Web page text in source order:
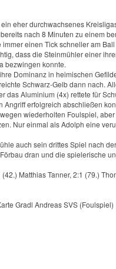
eher durchwachsenes
nach 8 Minuten zu einem
einen Tick schneller am
dass die Steinmühler einer
bezwingen konnte.
Dominanz in heimischen
Schwarz-Gelb dann nach.
das Aluminium (4x) rettete für
Angriff erfolgreich abschließen
wiederholten Foulspiel,
Nur einmal als Adolph eine
auch sein drittes Spiel nach
dran und die spielerische
Matthias Tanner, 2:1 (79.)
Gradl Andreas SVS (Foulspiel)